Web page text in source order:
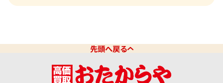
先頭へ戻る